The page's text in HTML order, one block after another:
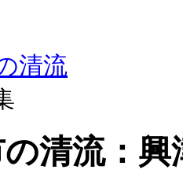
清流
清流：興